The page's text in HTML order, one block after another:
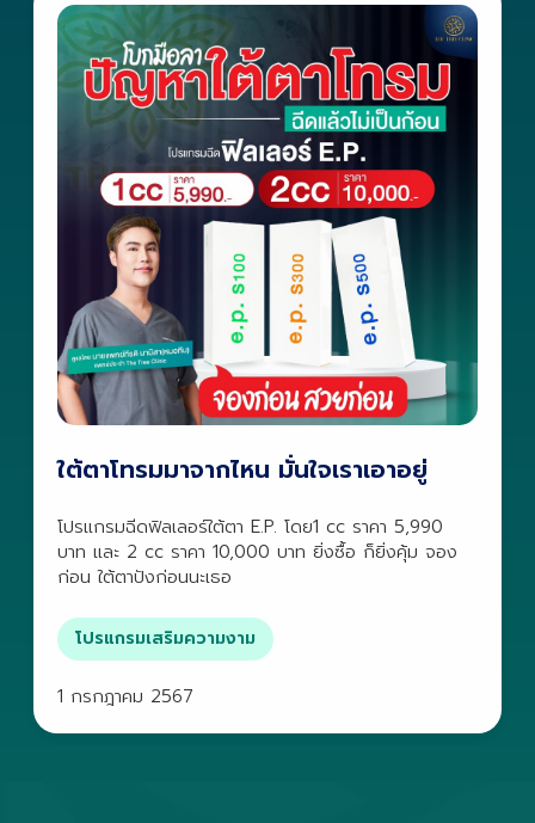
ใต้ตาโทรมมาจากไหน มั่นใจเราเอาอยู่
โปรแกรมฉีดฟิลเลอร์ใต้ตา E.P. โดย1 cc ราคา 5,990
บาท และ 2 cc ราคา 10,000 บาท ยิ่งซื้อ ก็ยิ่งคุ้ม จอง
ก่อน ใต้ตาปังก่อนนะเธอ
โปรแกรมเสริมความงาม
1 กรกฎาคม 2567